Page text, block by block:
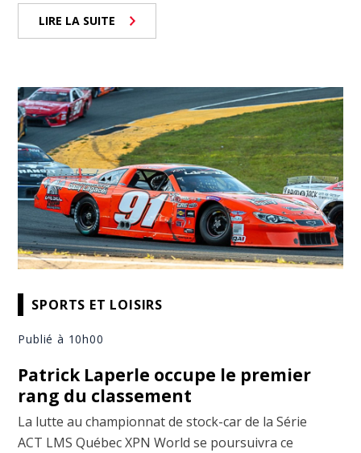
LIRE LA SUITE
SPORTS ET LOISIRS
Publié à 10h00
Patrick Laperle occupe le premier
rang du classement
La lutte au championnat de stock-car de la Série
ACT LMS Québec XPN World se poursuivra ce